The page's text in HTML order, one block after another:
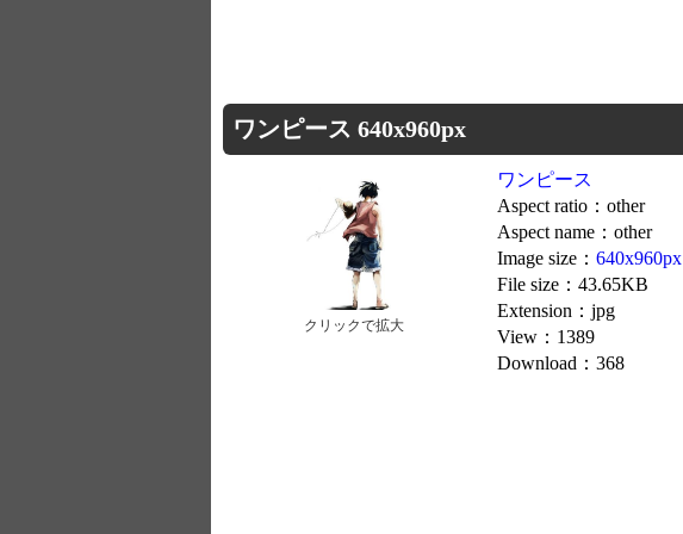
ワンピース 640x960px
クリックで拡大
ワンピース
Aspect ratio：other
Aspect name：other
Image size： 640x960px
File size：43.65KB
Extension：jpg
View：1389
Download：368